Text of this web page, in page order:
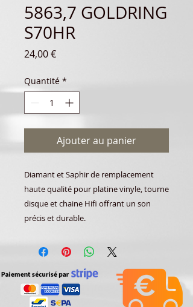
5863,7 GOLDRING
S70HR
24,00 €Prix
Quantité *
Ajouter au panier
Diamant et Saphir de remplacement
haute qualité pour platine vinyle, tourne
disque et chaine Hifi offrant un son
précis et durable.